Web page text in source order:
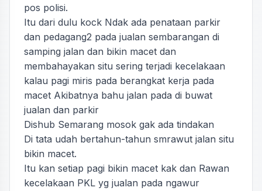
pos polisi.
Itu dari dulu kock Ndak ada penataan parkir
dan pedagang2 pada jualan sembarangan di
samping jalan dan bikin macet dan
membahayakan situ sering terjadi kecelakaan
kalau pagi miris pada berangkat kerja pada
macet Akibatnya bahu jalan pada di buwat
jualan dan parkir
Dishub Semarang mosok gak ada tindakan
Di tata udah bertahun-tahun smrawut jalan situ
bikin macet.
Itu kan setiap pagi bikin macet kak dan Rawan
kecelakaan PKL yg jualan pada ngawur